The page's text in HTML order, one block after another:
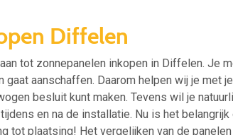
Diffelen
tot zonnepanelen inkopen in Diffelen. Je
gaat aanschaffen. Daarom helpen wij je met
besluit kunt maken. Tevens wil je
en na de installatie. Nu is het
tot plaatsing! Het vergelijken van de